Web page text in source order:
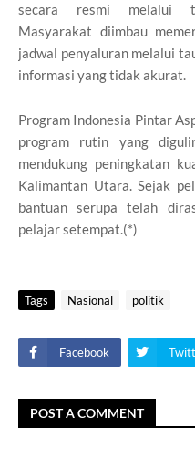
secara resmi melalui
Masyarakat diimbau
jadwal penyaluran melalui
informasi yang tidak akurat.
Program Indonesia Pintar
program rutin yang
mendukung peningkatan
Kalimantan Utara. Sejak
bantuan serupa telah
pelajar setempat.(*)
Tags Nasional politik
Facebook
POST A COMMENT